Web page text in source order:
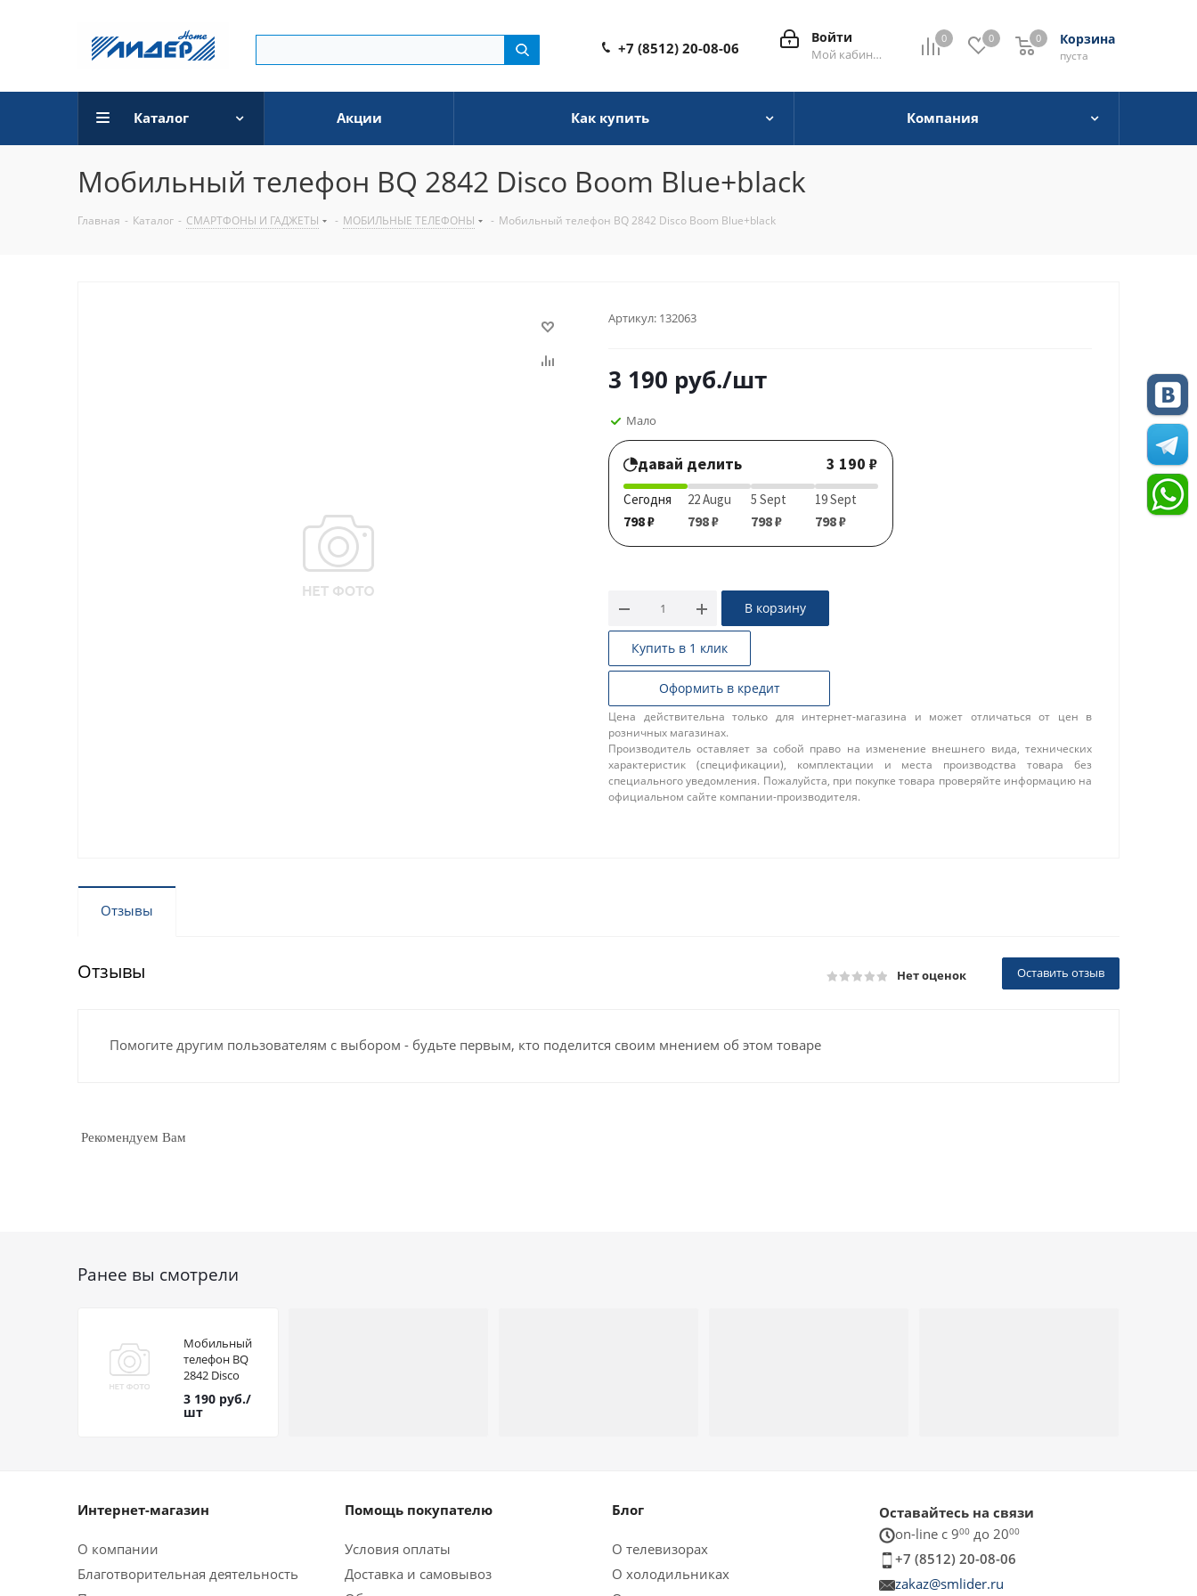
0 0 Корзина
0
пуста
0
Войти
Мой кабинет
+7 (8512) 20-08-06
Каталог Акции Как купить Компания
Мобильный телефон BQ 2842 Disco Boom Blue+black
Главная - Каталог - СМАРТФОНЫ И ГАДЖЕТЫ - МОБИЛЬНЫЕ ТЕЛЕФОНЫ - Мобильный телефон BQ 2842 Disco Boom Blue+black
Артикул: 132063
3 190 руб./шт
Мало
давай делить 3 190 ₽
Сегодня
798 ₽
22 Augu
798 ₽
5 Sept
798 ₽
19 Sept
798 ₽
В корзину
Купить в 1 клик
Оформить в кредит
Цена действительна только для интернет-магазина и может отличаться от цен в
розничных магазинах.
Производитель оставляет за собой право на изменение внешнего вида, технических
характеристик (спецификации), комплектации и места производства товара без
специального уведомления. Пожалуйста, при покупке товара проверяйте информацию на
официальном сайте компании-производителя.
Отзывы
Отзывы Нет оценок Оставить отзыв
Помогите другим пользователям с выбором - будьте первым, кто поделится своим мнением об этом товаре
Рекомендуем Вам
Ранее вы смотрели
Мобильный
телефон BQ
2842 Disco
Boom
Blue+black
3 190 руб./
шт
Интернет-магазин
О компании
Благотворительная деятельность
Помощь покупателю
Условия оплаты
Доставка и самовывоз
Блог
О телевизорах
О холодильниках
Оставайтесь на связи
on-line c 900 до 2000
+7 (8512) 20-08-06
zakaz@smlider.ru